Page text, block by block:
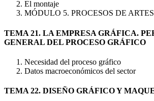
El montaje
MÓDULO 5. PROCESOS DE
TEMA 21. LA EMPRESA GRÁFICA.
GENERAL DEL PROCESO GRÁFICO
Necesidad del proceso gráfico
Datos macroeconómicos del sector
TEMA 22. DISEÑO GRÁFICO Y